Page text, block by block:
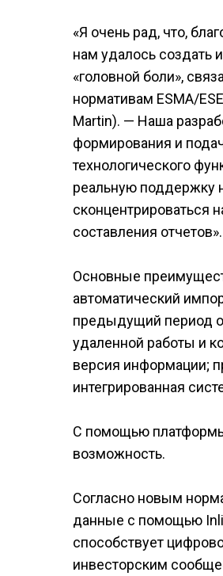
«Я очень рад, что,
нам удалось
«головной боли»,
нормативам ESMA/
Martin). — Наша
формирования и
технологического
реальную поддержку
сконцентрироваться
составления отчетов».
Основные
автоматический
предыдущий период
удаленной работы и
версия информации;
интегрированная
С помощью платформы
возможность.
Согласно новым
данные с помощью
способствует
инвесторским